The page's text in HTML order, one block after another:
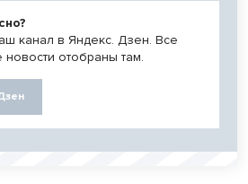
канал в Яндекс. Дзен. Все
отобраны там.